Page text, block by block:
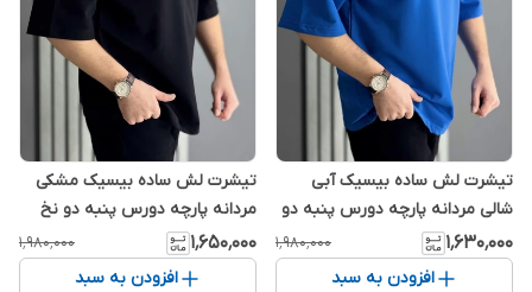
تیشرت لش ساده بیسیک آبی
شالی مردانه پارچه دورس پنبه دو
نخ ۴ فصل
۱٬۶۳۰٬۰۰۰ ۱٬۹۸۰٬۰۰۰
افزودن به سبد
تیشرت لش ساده بیسیک مشکی
مردانه پارچه دورس پنبه دو نخ
لاکرا دار ۴ فصل
۱٬۶۵۰٬۰۰۰ ۱٬۹۸۰٬۰۰۰
افزودن به سبد